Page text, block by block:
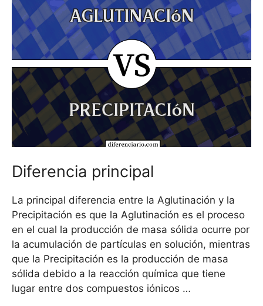
Diferencia principal
La principal diferencia entre la Aglutinación y la
Precipitación es que la Aglutinación es el proceso
en el cual la producción de masa sólida ocurre por
la acumulación de partículas en solución, mientras
que la Precipitación es la producción de masa
sólida debido a la reacción química que tiene
lugar entre dos compuestos iónicos …